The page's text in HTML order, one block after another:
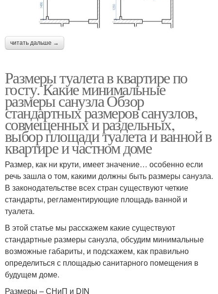
читать дальше →
Размеры туалета в квартире по
госту. Какие минимальные
размеры санузла Обзор
стандартных размеров санузлов,
совмещенных и раздельных,
выбор площади туалета и ванной в
квартире и частном доме
Размер, как ни крути, имеет значение… особенно если
речь зашла о том, какими должны быть размеры санузла.
В законодательстве всех стран существуют четкие
стандарты, регламентирующие площадь ванной и
туалета.
В этой статье мы расскажем какие существуют
стандартные размеры санузла, обсудим минимальные
возможные габариты, и подскажем, как правильно
определиться с площадью санитарного помещения в
будущем доме.
Размеры – СНиП и DIN